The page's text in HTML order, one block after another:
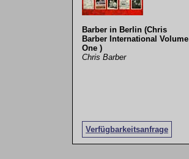
Barber in Berlin (Chris
Barber International Volume
One )
Chris Barber
Verfügbarkeitsanfrage